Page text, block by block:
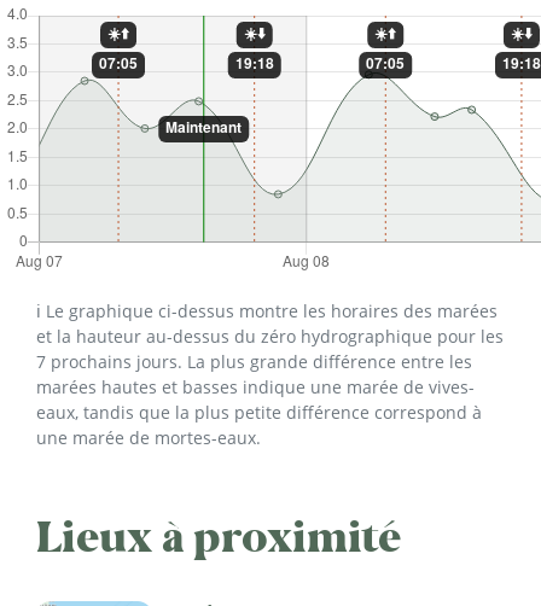
ℹ️ Le graphique ci-dessus montre les horaires des marées
et la hauteur au-dessus du zéro hydrographique pour les
7 prochains jours. La plus grande différence entre les
marées hautes et basses indique une marée de vives-
eaux, tandis que la plus petite différence correspond à
une marée de mortes-eaux.
Lieux à proximité